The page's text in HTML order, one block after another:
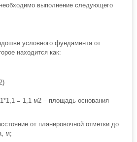
выполнение следующего
условного фундамента от
находится как:
= 1,1 м2 – площадь основания
от планировочной отметки до
м;